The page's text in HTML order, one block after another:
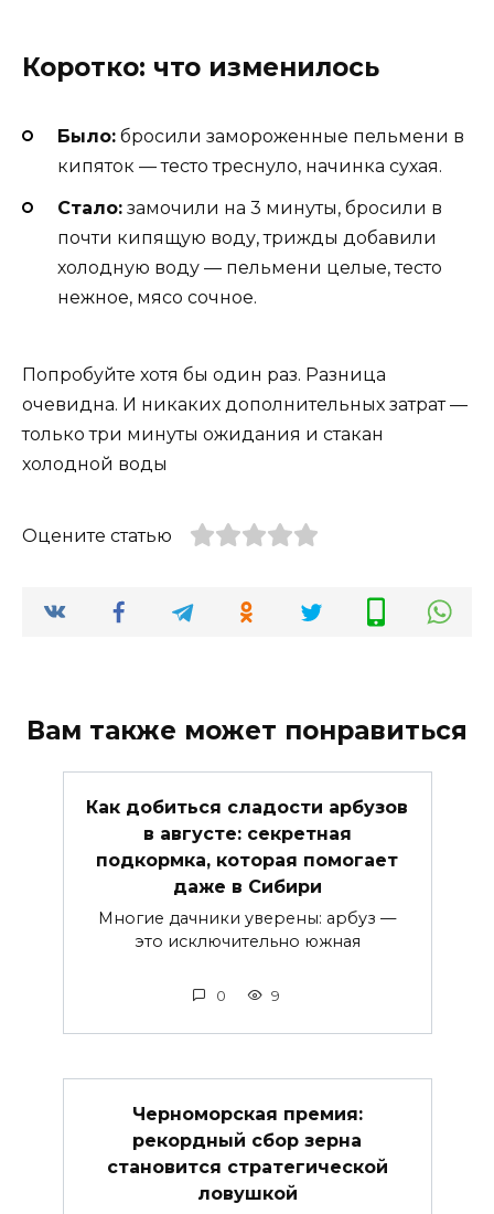
Коротко: что изменилось
Было: бросили замороженные пельмени в
кипяток — тесто треснуло, начинка сухая.
Стало: замочили на 3 минуты, бросили в
почти кипящую воду, трижды добавили
холодную воду — пельмени целые, тесто
нежное, мясо сочное.
Попробуйте хотя бы один раз. Разница
очевидна. И никаких дополнительных затрат —
только три минуты ожидания и стакан
холодной воды
Оцените статью
Вам также может понравиться
Как добиться сладости арбузов
в августе: секретная
подкормка, которая помогает
даже в Сибири
Многие дачники уверены: арбуз —
это исключительно южная
0 9
Черноморская премия:
рекордный сбор зерна
становится стратегической
ловушкой